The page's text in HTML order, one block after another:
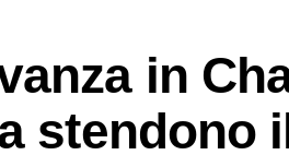
in
stendono